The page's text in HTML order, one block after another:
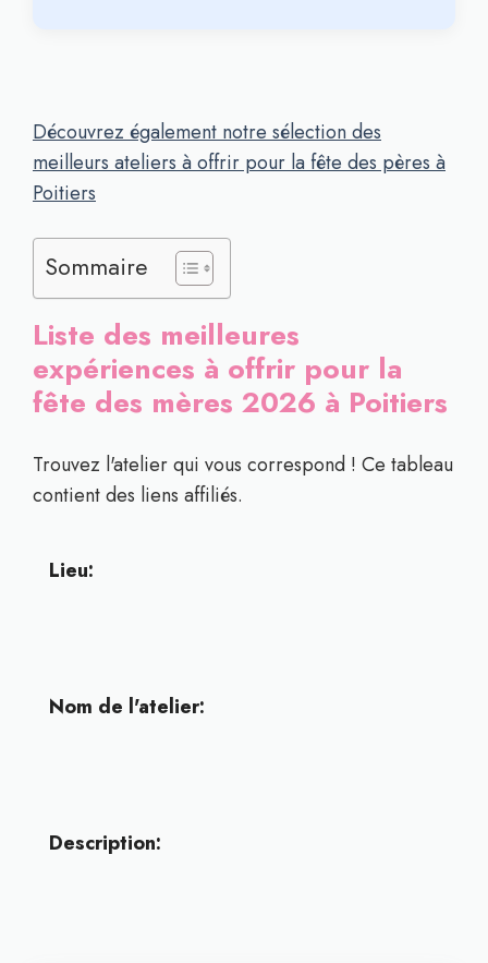
Découvrez également notre sélection des
meilleurs ateliers à offrir pour la fête des pères à
Poitiers
Sommaire
Liste des meilleures
expériences à offrir pour la
fête des mères 2026 à Poitiers
Trouvez l'atelier qui vous correspond ! Ce tableau
contient des liens affiliés.
Lieu:
Nom de l'atelier:
Description: